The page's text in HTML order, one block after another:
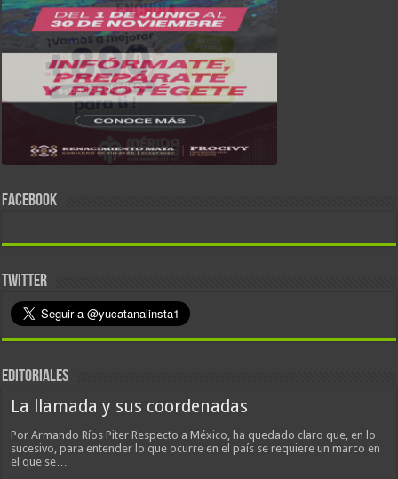
FACEBOOK
TWITTER
EDITORIALES
La llamada y sus coordenadas
Por Armando Ríos Piter Respecto a México, ha quedado claro que, en lo
sucesivo, para entender lo que ocurre en el país se requiere un marco en
el que se…